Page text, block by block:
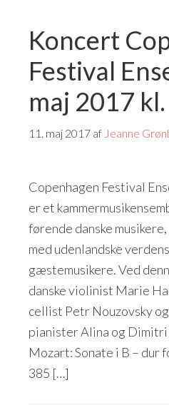
Koncert
Festival
maj 2017
11. maj 2017 af Jeanne
Copenhagen Festival
er et
førende danske
med udenlandske
gæstemusikere. Ved
danske violinist Marie
cellist Petr Nouzovsky
pianister Alina og
Mozart: Sonate i B – dur
385 […]